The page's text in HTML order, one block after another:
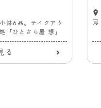
鉢6品。テイクアウ
「ひとさら屋 想」
る